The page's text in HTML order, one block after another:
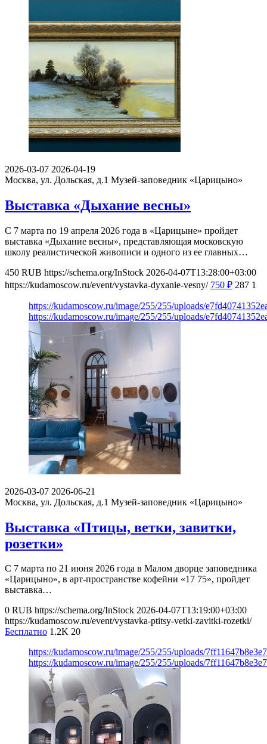
2026-03-07 2026-04-19
Москва, ул. Дольская, д.1 Музей-заповедник «Царицыно»
Выставка «Дыхание весны»
С 7 марта по 19 апреля 2026 года в «Царицыне» пройдет
выставка «Дыхание весны», представляющая московскую
школу реалистической живописи и одного из ее главных…
450 RUB https://schema.org/InStock 2026-04-07T13:28:00+03:00
https://kudamoscow.ru/event/vystavka-dyxanie-vesny/ 750 ₽ 287 1
https://kudamoscow.ru/image/255/255/uploads/
https://kudamoscow.ru/image/255/255/uploads/
2026-03-07 2026-06-21
Москва, ул. Дольская, д.1 Музей-заповедник «Царицыно»
Выставка «Птицы, ветки, завитки,
розетки»
С 7 марта по 21 июня 2026 года в Малом дворце заповедника
«Царицыно», в арт-пространстве кофейни «17 75», пройдет
выставка…
0 RUB https://schema.org/InStock 2026-04-07T13:19:00+03:00
https://kudamoscow.ru/event/vystavka-ptitsy-vetki-zavitki-rozetki/
Бесплатно 1.2K 20
https://kudamoscow.ru/image/255/255/uploads/
https://kudamoscow.ru/image/255/255/uploads/